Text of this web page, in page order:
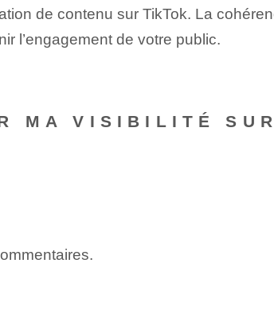
de contenu sur TikTok. La
l’engagement de votre public.
MA VISIBILITÉ